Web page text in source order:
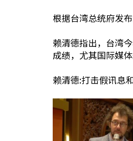
根据台湾总统府发
赖清德指出，台湾
成绩，尤其国际媒
赖清德:打击假讯息